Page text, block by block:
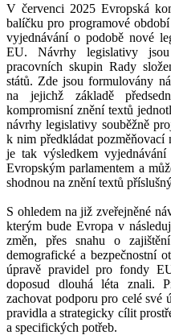
V červenci 2025 Evropská
balíčku pro programové
vyjednávání o podobě nové
EU. Návrhy legislativy
pracovních skupin Rady
států. Zde jsou formulovány
na jejichž základě
kompromisní znění textů
návrhy legislativy souběžně
k nim předkládat
je tak výsledkem
Evropským parlamentem a
shodnou na znění textů
S ohledem na již zveřejněné
kterým bude Evropa v
změn, přes snahu o
demografické a bezpečnostní
úpravě pravidel pro fondy
doposud dlouhá léta znali.
zachovat podporu pro celé své
pravidla a strategicky cílit
a specifických potřeb.